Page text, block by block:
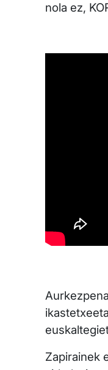
nola ez,
Zapirainek